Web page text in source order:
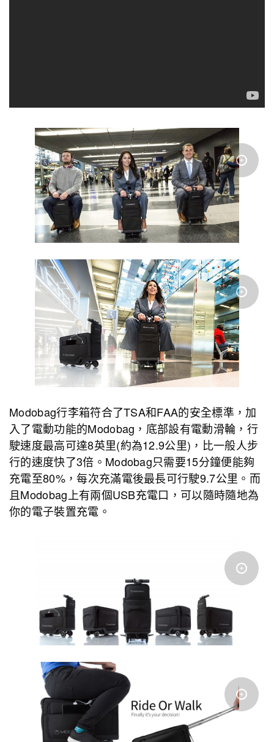
Modobag行李箱符合了TSA和FAA的安全標準，加
入了電動功能的Modobag，底部設有電動滑輪，行
駛速度最高可達8英里(約為12.9公里)，比一般人步
行的速度快了3倍。Modobag只需要15分鐘便能夠
充電至80%，每次充滿電後最長可行駛9.7公里。而
且Modobag上有兩個USB充電口，可以隨時隨地為
你的電子裝置充電。